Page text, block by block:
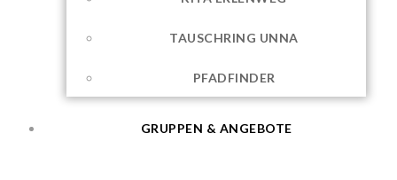
TAUSCHRING UNNA
PFADFINDER
GRUPPEN & ANGEBOTE